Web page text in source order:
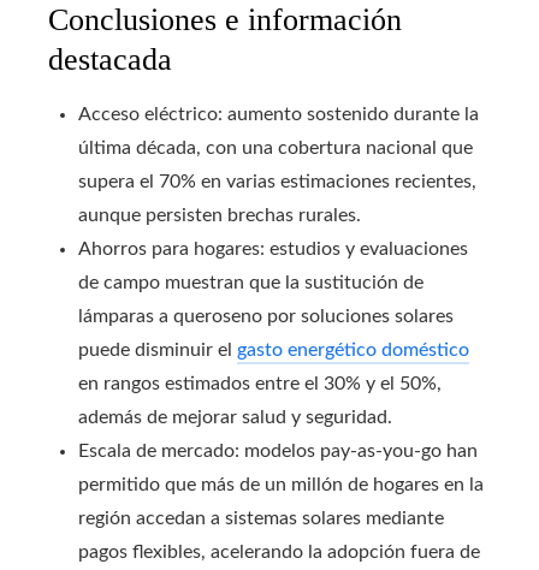
Conclusiones e información
destacada
Acceso eléctrico: aumento sostenido durante la
última década, con una cobertura nacional que
supera el 70% en varias estimaciones recientes,
aunque persisten brechas rurales.
Ahorros para hogares: estudios y evaluaciones
de campo muestran que la sustitución de
lámparas a queroseno por soluciones solares
puede disminuir el gasto energético doméstico
en rangos estimados entre el 30% y el 50%,
además de mejorar salud y seguridad.
Escala de mercado: modelos pay-as-you-go han
permitido que más de un millón de hogares en la
región accedan a sistemas solares mediante
pagos flexibles, acelerando la adopción fuera de